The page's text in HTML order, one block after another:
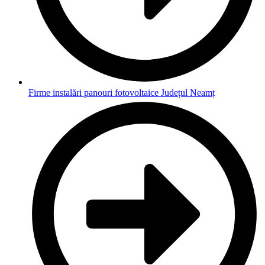
Firme instalări panouri fotovoltaice Județul Neamț